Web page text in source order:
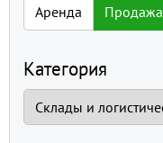
Аренда Продажа
Категория